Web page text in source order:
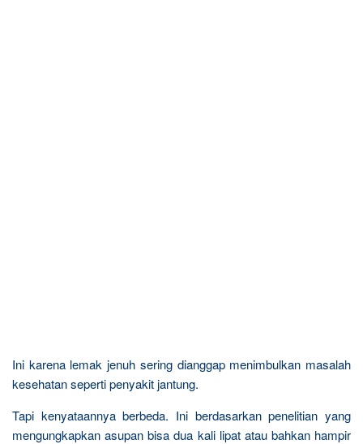
Ini karena lemak jenuh sering dianggap menimbulkan masalah
kesehatan seperti penyakit jantung.
Tapi kenyataannya berbeda. Ini berdasarkan penelitian yang
mengungkapkan asupan bisa dua kali lipat atau bahkan hampir